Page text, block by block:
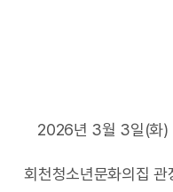
2026년 3월 3일(화)
회천청소년문화의집 관